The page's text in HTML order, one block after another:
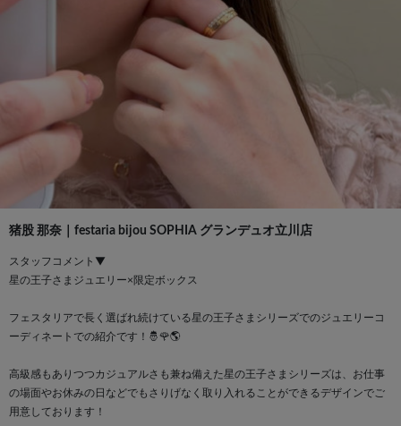
猪股 那奈｜festaria bijou SOPHIA グランデュオ立川店
スタッフコメント▼
星の王子さまジュエリー×限定ボックス
フェスタリアで長く選ばれ続けている星の王子さまシリーズでのジュエリーコ
ーディネートでの紹介です！🤴🌹🌎
高級感もありつつカジュアルさも兼ね備えた星の王子さまシリーズは、お仕事
の場面やお休みの日などでもさりげなく取り入れることができるデザインでご
用意しております！